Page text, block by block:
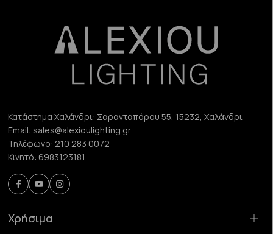
Κατάστημα Χαλάνδρι: Σαρανταπόρου 55, 15232, Χαλάνδρι
Email: sales@alexioulighting.gr
Τηλέφωνο: 210 283 0072
Κινητό: 6983123181
Χρήσιμα